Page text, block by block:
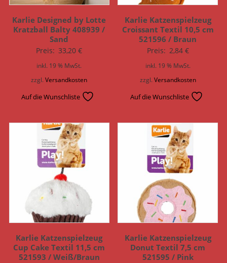
Karlie Designed by Lotte
Kratzball Balty 408939 /
Sand
Preis: 33,20€
inkl. 19 % MwSt.
zzgl.Versandkosten
Auf die Wunschliste
Karlie Katzenspielzeug
Croissant Textil 10,5 cm
521596 / Braun
Preis: 2,84 €
inkl. 19 % MwSt.
zzgl.Versandkosten
Auf die Wunschliste
Karlie Katzenspielzeug
Cup Cake Textil 11,5 cm
521593 / Weiß/Braun
Karlie Katzenspielzeug
Donut Textil 7,5 cm
521595 / Pink